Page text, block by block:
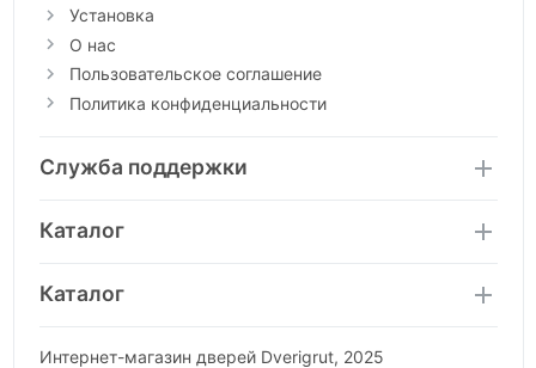
Установка
О нас
Пользовательское соглашение
Политика конфиденциальности
Служба поддержки
Каталог
Каталог
Интернет-магазин дверей Dverigrut, 2025